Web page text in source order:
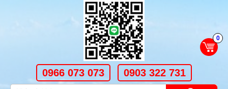
0
0966 073 073 0903 322 731